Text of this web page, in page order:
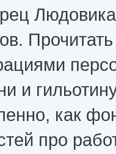
и
как
про